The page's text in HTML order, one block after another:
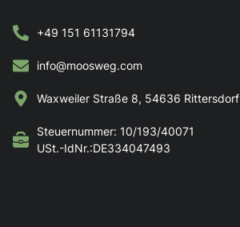
+49 151 61131794
info@moosweg.com
Waxweiler Straße 8, 54636 Rittersdorf
Steuernummer: 10/193/40071
USt.-IdNr.:DE334047493